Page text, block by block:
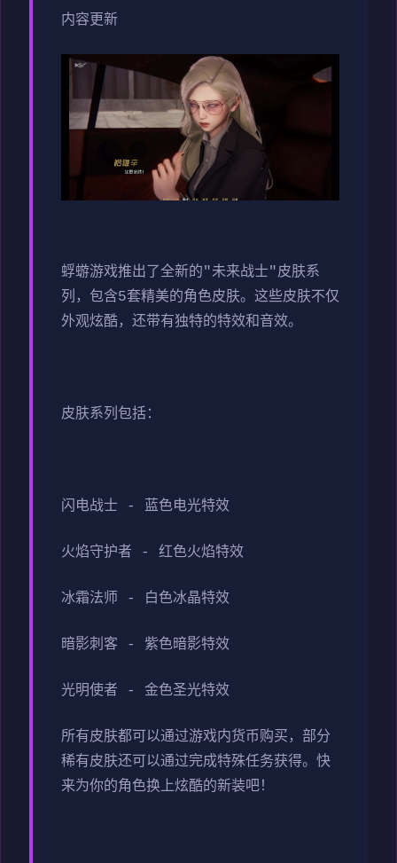
内容更新
蜉蝣游戏推出了全新的"未来战士"皮肤系
列，包含5套精美的角色皮肤。这些皮肤不仅
外观炫酷，还带有独特的特效和音效。
皮肤系列包括：
闪电战士 - 蓝色电光特效
火焰守护者 - 红色火焰特效
冰霜法师 - 白色冰晶特效
暗影刺客 - 紫色暗影特效
光明使者 - 金色圣光特效
所有皮肤都可以通过游戏内货币购买，部分
稀有皮肤还可以通过完成特殊任务获得。快
来为你的角色换上炫酷的新装吧！